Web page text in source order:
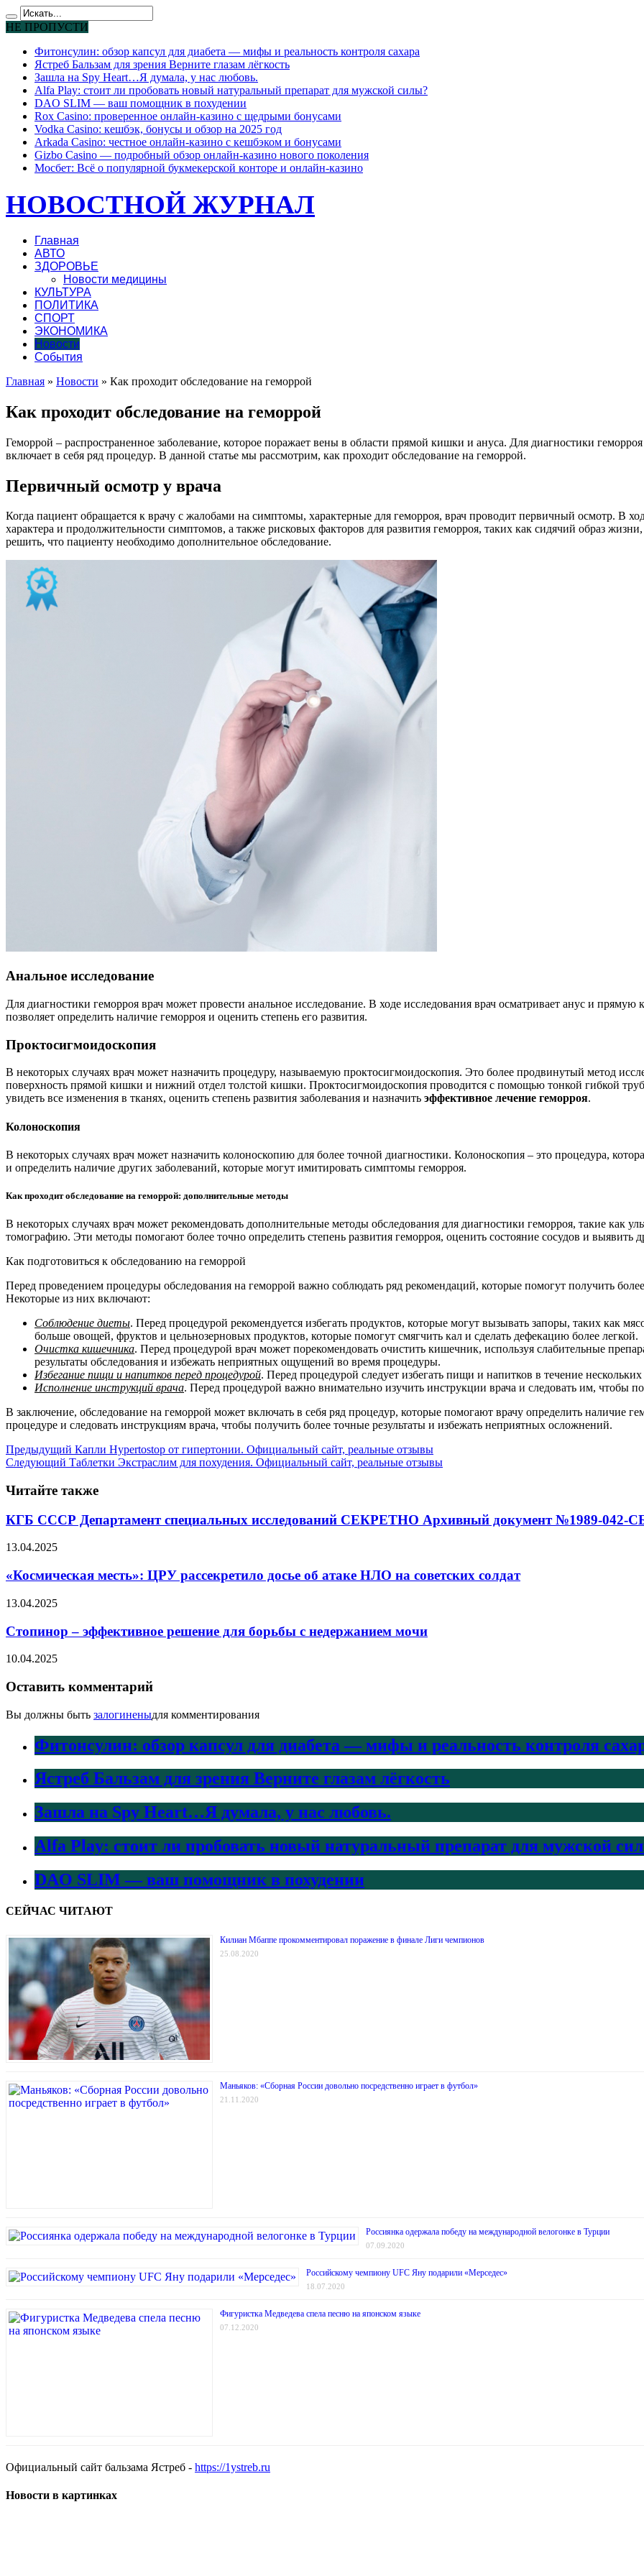
НЕ ПРОПУСТИ
Фитонсулин: обзор капсул для диабета — мифы и реальность контроля сахара
Ястреб Бальзам для зрения Верните глазам лёгкость
Зашла на Spy Heart…Я думала, у нас любовь.
Alfa Play: стоит ли пробовать новый натуральный препарат для мужской силы?
DAO SLIM — ваш помощник в похудении
Rox Casino: проверенное онлайн-казино с щедрыми бонусами
Vodka Casino: кешбэк, бонусы и обзор на 2025 год
Arkada Casino: честное онлайн-казино с кешбэком и бонусами
Gizbo Casino — подробный обзор онлайн-казино нового поколения
Мосбет: Всё о популярной букмекерской конторе и онлайн-казино
НОВОСТНОЙ ЖУРНАЛ
Главная
АВТО
ЗДОРОВЬЕ
Новости медицины
КУЛЬТУРА
ПОЛИТИКА
СПОРТ
ЭКОНОМИКА
Новости
События
Главная » Новости » Как проходит обследование на геморрой
Как проходит обследование на геморрой
Геморрой – распространенное заболевание, которое поражает вены в области прямой кишки и ануса. Для диагностики
включает в себя ряд процедур. В данной статье мы рассмотрим, как проходит обследование на геморрой.
Первичный осмотр у врача
Когда пациент обращается к врачу с жалобами на симптомы, характерные для геморроя, врач проводит первичный осмотр. В
характера и продолжительности симптомов, а также рисковых факторов для развития геморроя, таких как сидячий образ
решить, что пациенту необходимо дополнительное обследование.
Анальное исследование
Для диагностики геморроя врач может провести анальное исследование. В ходе исследования врач осматривает анус и
позволяет определить наличие геморроя и оценить степень его развития.
Проктосигмоидоскопия
В некоторых случаях врач может назначить процедуру, называемую проктосигмоидоскопия. Это более продвинутый метод
поверхность прямой кишки и нижний отдел толстой кишки. Проктосигмоидоскопия проводится с помощью тонкой гибкой
увидеть все изменения в тканях, оценить степень развития заболевания и назначить эффективное лечение геморроя.
Колоноскопия
В некоторых случаях врач может назначить колоноскопию для более точной диагностики. Колоноскопия – это процедура,
и определить наличие других заболеваний, которые могут имитировать симптомы геморроя.
Как проходит обследование на геморрой: дополнительные методы
В некоторых случаях врач может рекомендовать дополнительные методы обследования для диагностики геморроя, такие как
томографию. Эти методы помогают более точно определить степень развития геморроя, оценить состояние сосудов и выявить
Как подготовиться к обследованию на геморрой
Перед проведением процедуры обследования на геморрой важно соблюдать ряд рекомендаций, которые помогут получить
Некоторые из них включают:
Соблюдение диеты. Перед процедурой рекомендуется избегать продуктов, которые могут вызывать запоры, таких как
больше овощей, фруктов и цельнозерновых продуктов, которые помогут смягчить кал и сделать дефекацию более легкой.
Очистка кишечника. Перед процедурой врач может порекомендовать очистить кишечник, используя слабительные
результаты обследования и избежать неприятных ощущений во время процедуры.
Избегание пищи и напитков перед процедурой. Перед процедурой следует избегать пищи и напитков в течение
Исполнение инструкций врача. Перед процедурой важно внимательно изучить инструкции врача и следовать им, чтобы
В заключение, обследование на геморрой может включать в себя ряд процедур, которые помогают врачу определить наличие
процедуре и следовать инструкциям врача, чтобы получить более точные результаты и избежать неприятных осложнений.
Предыдущий Капли Hypertostop от гипертонии. Официальный сайт, реальные отзывы
Следующий Таблетки Экстраслим для похудения. Официальный сайт, реальные отзывы
Читайте также
КГБ СССР Департамент специальных исследований СЕКРЕТНО Архивный документ №1989-042-
13.04.2025
«Космическая месть»: ЦРУ рассекретило досье об атаке НЛО на советских солдат
13.04.2025
Стопинор – эффективное решение для борьбы с недержанием мочи
10.04.2025
Оставить комментарий
Вы должны быть залогиненыдля комментирования
Фитонсулин: обзор капсул для диабета — мифы и реальность контроля
Ястреб Бальзам для зрения Верните глазам лёгкость
Зашла на Spy Heart…Я думала, у нас любовь.
Alfa Play: стоит ли пробовать новый натуральный препарат для мужской
DAO SLIM — ваш помощник в похудении
СЕЙЧАС ЧИТАЮТ
Килиан Мбаппе прокомментировал поражение в финале Лиги чемпионов
25.08.2020
Маньяков: «Сборная России довольно посредственно играет в футбол»
21.11.2020
Россиянка одержала победу на международной велогонке в Турции
07.09.2020
Российскому чемпиону UFC Яну подарили «Мерседес»
18.07.2020
Фигуристка Медведева спела песню на японском языке
07.12.2020
Официальный сайт бальзама Ястреб - https://1ystreb.ru
Новости в картинках